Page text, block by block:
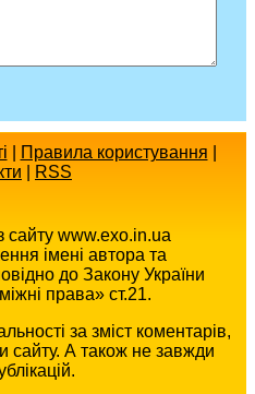
Правила користування
RSS
сайту www.exo.in.ua
імені автора та
до Закону України
права» ст.21.
за зміст коментарів,
сайту. А також не завжди